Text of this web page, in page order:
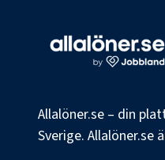
Allalöner.se – din
Sverige. Allalöner.se